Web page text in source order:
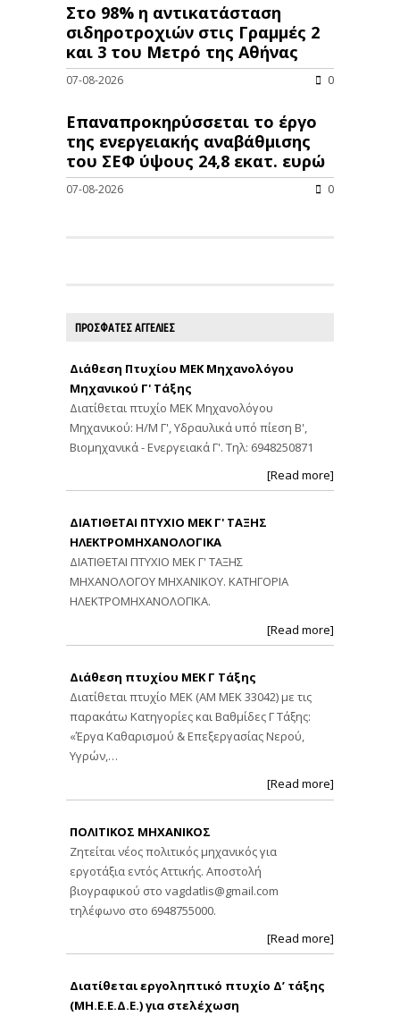
Στο 98% η αντικατάσταση
σιδηροτροχιών στις Γραμμές 2
και 3 του Μετρό της Αθήνας
07-08-2026 0
Επαναπροκηρύσσεται το έργο
της ενεργειακής αναβάθμισης
του ΣΕΦ ύψους 24,8 εκατ. ευρώ
07-08-2026 0
ΠΡΟΣΦΑΤΕΣ ΑΓΓΕΛΙΕΣ
Διάθεση Πτυχίου ΜΕΚ Μηχανολόγου
Μηχανικού Γ' Τάξης
Διατίθεται πτυχίο ΜΕΚ Μηχανολόγου
Μηχανικού: Η/Μ Γ', Υδραυλικά υπό πίεση Β',
Βιομηχανικά - Ενεργειακά Γ'. Τηλ: 6948250871
[Read more]
ΔΙΑΤΙΘΕΤΑΙ ΠΤΥΧΙΟ ΜΕΚ Γ' ΤΑΞΗΣ
ΗΛΕΚΤΡΟΜΗΧΑΝΟΛΟΓΙΚΑ
ΔΙΑΤΙΘΕΤΑΙ ΠΤΥΧΙΟ ΜΕΚ Γ' ΤΑΞΗΣ
ΜΗΧΑΝΟΛΟΓΟΥ ΜΗΧΑΝΙΚΟΥ. ΚΑΤΗΓΟΡΙΑ
ΗΛΕΚΤΡΟΜΗΧΑΝΟΛΟΓΙΚΑ.
[Read more]
Διάθεση πτυχίου ΜΕΚ Γ Τάξης
Διατίθεται πτυχίο ΜΕΚ (ΑΜ ΜΕΚ 33042) με τις
παρακάτω Κατηγορίες και Βαθμίδες Γ Τάξης:
«Έργα Καθαρισμού & Επεξεργασίας Νερού,
Υγρών,…
[Read more]
ΠΟΛΙΤΙΚΟΣ ΜΗΧΑΝΙΚΟΣ
Ζητείται νέος πολιτικός μηχανικός για
εργοτάξια εντός Αττικής. Αποστολή
βιογραφικού στο vagdatlis@gmail.com
τηλέφωνο στο 6948755000.
[Read more]
Διατίθεται εργοληπτικό πτυχίο Δ’ τάξης
(ΜΗ.Ε.Ε.Δ.Ε.) για στελέχωση